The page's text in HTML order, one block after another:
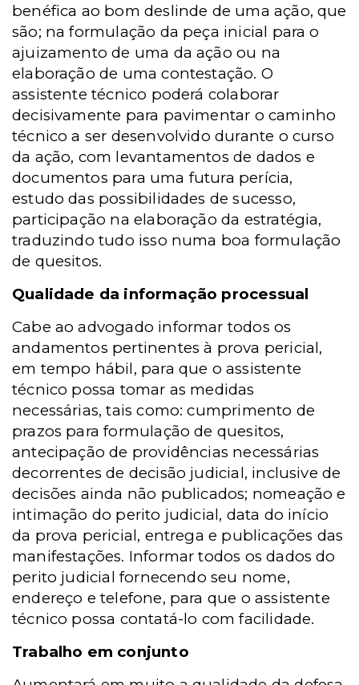
benéfica ao bom deslinde de uma ação, que
são; na formulação da peça inicial para o
ajuizamento de uma da ação ou na
elaboração de uma contestação. O
assistente técnico poderá colaborar
decisivamente para pavimentar o caminho
técnico a ser desenvolvido durante o curso
da ação, com levantamentos de dados e
documentos para uma futura perícia,
estudo das possibilidades de sucesso,
participação na elaboração da estratégia,
traduzindo tudo isso numa boa formulação
de quesitos.
Qualidade da informação processual
Cabe ao advogado informar todos os
andamentos pertinentes à prova pericial,
em tempo hábil, para que o assistente
técnico possa tomar as medidas
necessárias, tais como: cumprimento de
prazos para formulação de quesitos,
antecipação de providências necessárias
decorrentes de decisão judicial, inclusive de
decisões ainda não publicados; nomeação e
intimação do perito judicial, data do início
da prova pericial, entrega e publicações das
manifestações. Informar todos os dados do
perito judicial fornecendo seu nome,
endereço e telefone, para que o assistente
técnico possa contatá-lo com facilidade.
Trabalho em conjunto